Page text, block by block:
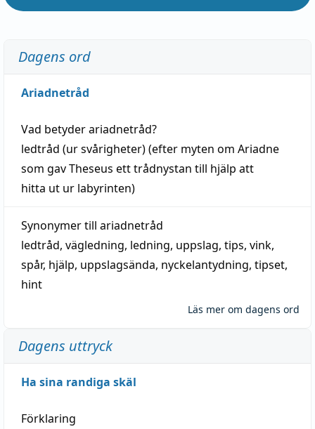
Dagens ord
Ariadnetråd
Vad betyderariadnetråd?
ledtråd (ur svårigheter) (efter myten om Ariadne
som gav Theseus ett trådnystan till hjälp att
hitta ut ur labyrinten)
Synonymer till ariadnetråd
ledtråd, vägledning, ledning, uppslag, tips, vink,
spår, hjälp, uppslagsända, nyckelantydning, tipset,
hint
Läs mer om dagens ord
Dagens uttryck
Ha sina randiga skäl
Förklaring